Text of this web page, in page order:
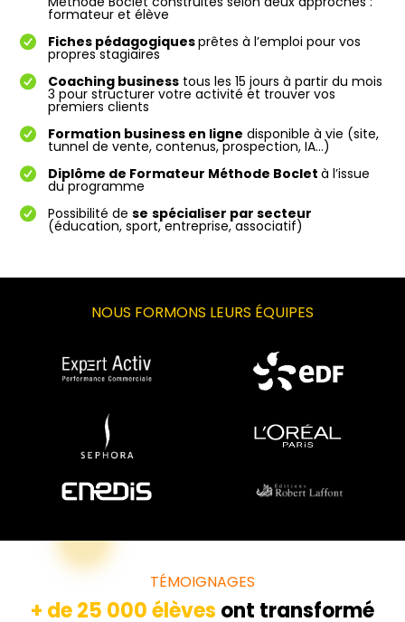
formateur et élève
Fiches pédagogiquesprêtes à l’emploi pour vos
propres stagiaires
Coaching businesstous les 15 jours à partir du mois
3 pour structurer votre activité et trouver vos
premiers clients
Formation business en ligne disponible à vie (site,
tunnel de vente, contenus, prospection, IA…)
Diplôme de Formateur Méthode Boclet à l’issue
du programme
Possibilité de se spécialiser par secteur
(éducation, sport, entreprise, associatif)
NOUS FORMONS LEURS ÉQUIPES
TÉMOIGNAGES
+ de 25 000 élèves ont transformé